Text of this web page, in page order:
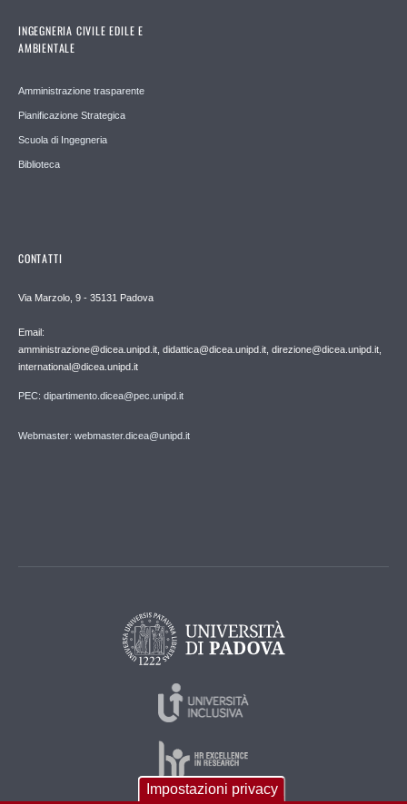
INGEGNERIA CIVILE EDILE E
AMBIENTALE
Amministrazione trasparente
Pianificazione Strategica
Scuola di Ingegneria
Biblioteca
CONTATTI
Via Marzolo, 9 - 35131 Padova
Email:
amministrazione@dicea.unipd.it, didattica@dicea.unipd.it, direzione@dicea.unipd.it,
international@dicea.unipd.it
PEC: dipartimento.dicea@pec.unipd.it
Webmaster: webmaster.dicea@unipd.it
Impostazioni privacy